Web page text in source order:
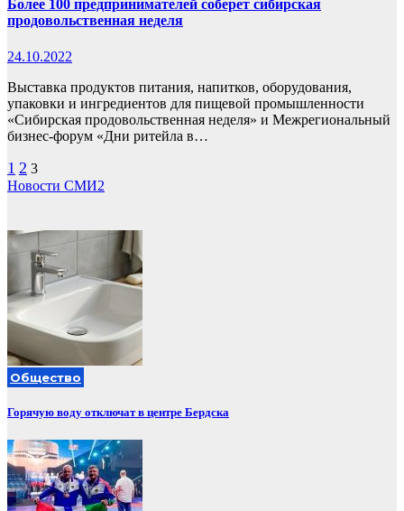
Более 100 предпринимателей соберет сибирская
продовольственная неделя
24.10.2022
Выставка продуктов питания, напитков, оборудования,
упаковки и ингредиентов для пищевой промышленности
«Сибирская продовольственная неделя» и Межрегиональный
бизнес-форум «Дни ритейла в…
Пагинация
записей
1 2 3
Новости СМИ2
Общество
Горячую воду отключат в центре Бердска